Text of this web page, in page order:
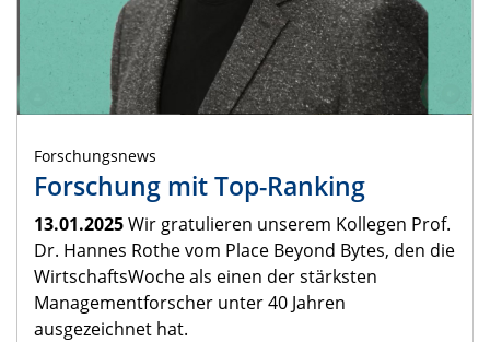
Forschungsnews
Forschung mit Top-Ranking
13.01.2025Wir gratulieren unserem Kollegen Prof.
Dr. Hannes Rothe vom Place Beyond Bytes, den die
WirtschaftsWoche als einen der stärksten
Managementforscher unter 40 Jahren
ausgezeichnet hat.